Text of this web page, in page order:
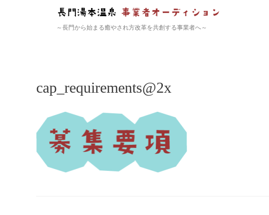
～長門から始まる癒やされ方改革を共創する事業者へ～
cap_requirements@2x